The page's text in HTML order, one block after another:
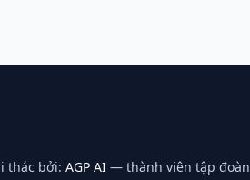
thác bởi: AGP AI — thành viên tập đoàn